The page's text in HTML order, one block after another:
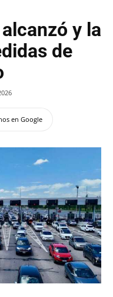
y la
de
en Google